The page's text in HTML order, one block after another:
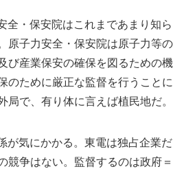
全・保安院はこれまであまり知ら
原子力安全・保安院は原子力等の
び産業保安の確保を図るための機
のために厳正な監督を行うことに
局で、有り体に言えば植民地だ。
が気にかかる。東電は独占企業だ
競争はない。監督するのは政府＝